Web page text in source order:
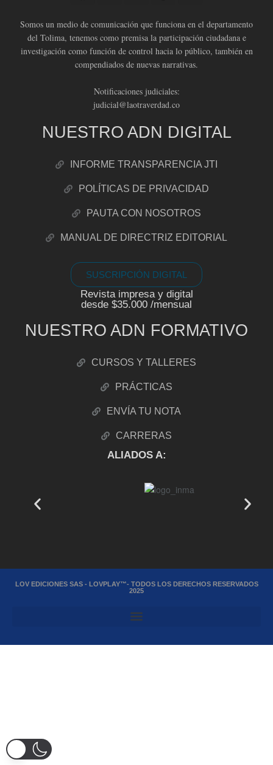
Somos un medio de comunicación que funciona en el departamento
del Tolima, tenemos como premisa la participación ciudadana e
investigación como función de control hacia lo público, también en
compendiados de nuevas narrativas.
Notificaciones judiciales:
judicial@laotraverdad.co
NUESTRO ADN DIGITAL
INFORME TRANSPARENCIA JTI
POLÍTICAS DE PRIVACIDAD
PAUTA CON NOSOTROS
MANUAL DE DIRECTRIZ EDITORIAL
SUSCRIPCIÓN DIGITAL
Revista impresa y digital
desde $35.000 /mensual
NUESTRO ADN FORMATIVO
CURSOS Y TALLERES
PRÁCTICAS
ENVÍA TU NOTA
CARRERAS
ALIADOS A:
LOV EDICIONES SAS - LOVPLAY™- TODOS LOS DERECHOS RESERVADOS
2025